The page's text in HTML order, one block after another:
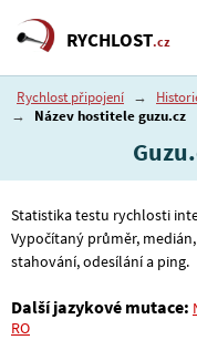
RYCHLOST.cz
Rychlost připojení →
→
Název hostitele guzu.cz
Statistika testu rychlosti
Vypočítaný průměr,
stahování, odesílání a ping.
Další jazykové mutace:
RO